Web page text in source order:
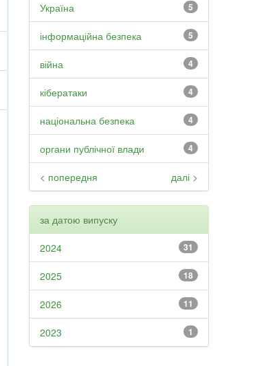
5
Україна
5
інформаційна безпека
4
війна
4
кібератаки
4
національна безпека
4
органи публічної влади
< попередня далі >
за датою випуску
31
2024
18
2025
11
2026
1
2023